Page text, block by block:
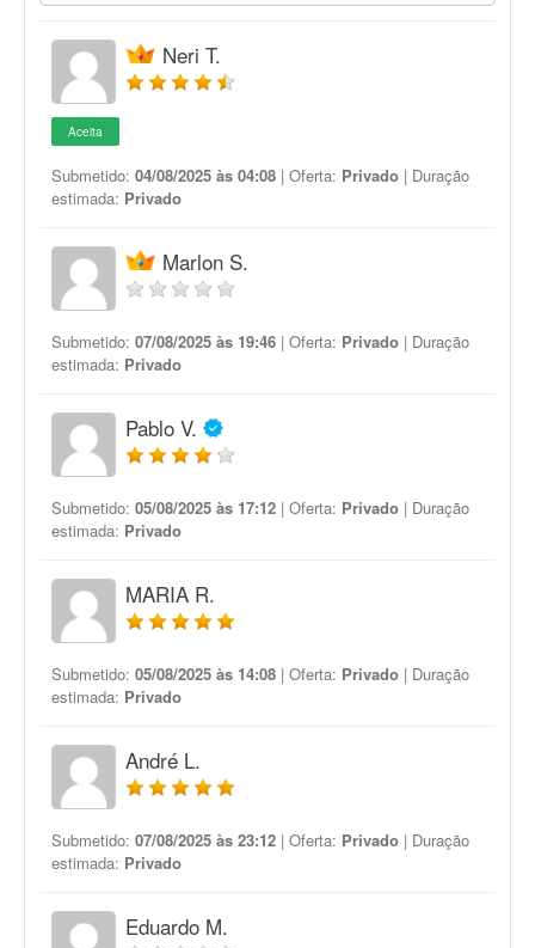
Neri T.
Aceita
Submetido: 04/08/2025 às 04:08 | Oferta: Privado | Duração
estimada: Privado
Marlon S.
Submetido: 07/08/2025 às 19:46 | Oferta: Privado | Duração
estimada: Privado
Pablo V.
Submetido: 05/08/2025 às 17:12 | Oferta: Privado | Duração
estimada: Privado
MARIA R.
Submetido: 05/08/2025 às 14:08 | Oferta: Privado | Duração
estimada: Privado
André L.
Submetido: 07/08/2025 às 23:12 | Oferta: Privado | Duração
estimada: Privado
Eduardo M.